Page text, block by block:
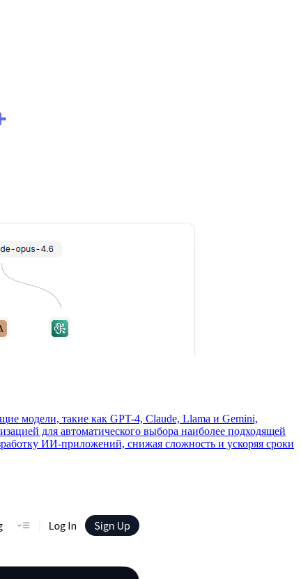
модели, такие как GPT-4, Claude, Llama и Gemini,
для автоматического выбора наиболее подходящей
ИИ-приложений, снижая сложность и ускоряя сроки